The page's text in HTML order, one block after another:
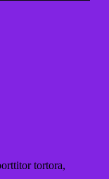
tortora,